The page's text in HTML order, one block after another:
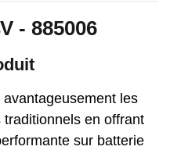
- 885006
les
en offrant
sur batterie